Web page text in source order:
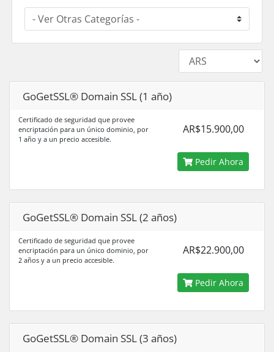
GoGetSSL® Domain SSL (1 año)
Certificado de seguridad que provee
encriptación para un único dominio, por
1 año y a un precio accesible.
AR$15.900,00
Pedir Ahora
GoGetSSL® Domain SSL (2 años)
Certificado de seguridad que provee
encriptación para un único dominio, por
2 años y a un precio accesible.
AR$22.900,00
Pedir Ahora
GoGetSSL® Domain SSL (3 años)